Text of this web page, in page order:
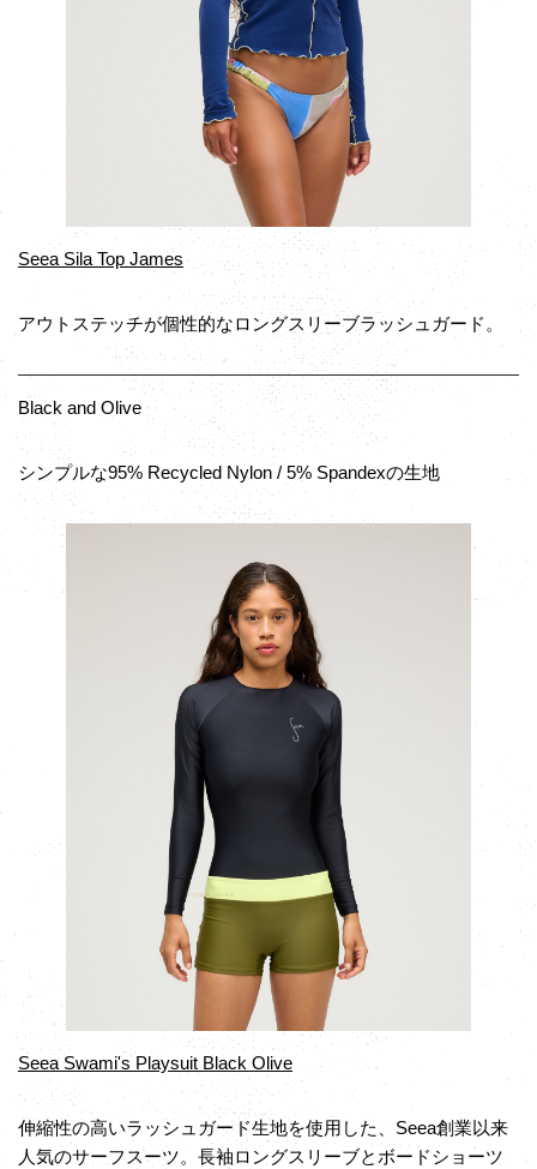
Seea Sila Top James
アウトステッチが個性的なロングスリーブラッシュガード。
Black and Olive
シンプルな95% Recycled Nylon / 5% Spandexの生地
Seea Swami's Playsuit Black Olive
伸縮性の高いラッシュガード生地を使用した、Seea創業以来
人気のサーフスーツ。長袖ロングスリーブとボードショーツ